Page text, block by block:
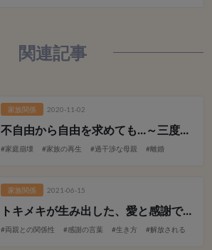
関連記事
家族関係 2020-11-02
不自由から自由を求めても… ～三度の家族崩壊から家族再生へ～
#家庭崩壊 #家族の再生 #過干渉な母親 #離婚
家族関係 2021-06-15
トキメキが生み出した、愛と感謝でキラメク人生！
#両親との関係性 #感謝の言葉 #生き方 #解放される